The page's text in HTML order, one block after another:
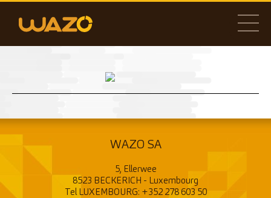
WAZO SA
5, Ellerwee
8523 BECKERICH - Luxembourg
Tel LUXEMBOURG: +352 278 603 50